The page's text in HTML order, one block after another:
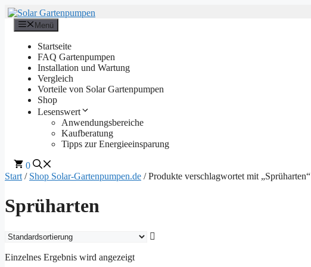
Zum
Inhalt
springen
Menü
Startseite
FAQ Gartenpumpen
Installation und Wartung
Vergleich
Vorteile von Solar Gartenpumpen
Shop
Lesenswert
Anwendungsbereiche
Kaufberatung
Tipps zur Energieeinsparung
0
Start / Shop Solar-Gartenpumpen.de / Produkte verschlagwortet mit „Sprüharten“
Sprüharten
Einzelnes Ergebnis wird angezeigt